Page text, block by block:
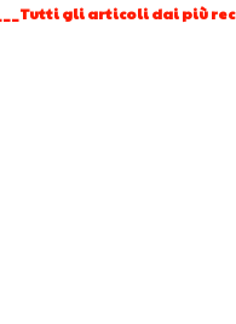
gli articoli dai più